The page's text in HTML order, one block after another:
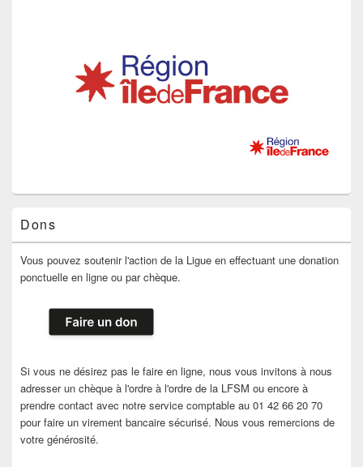
Dons
Vous pouvez soutenir l'action de la Ligue en effectuant une donation
ponctuelle en ligne ou par chèque.
Si vous ne désirez pas le faire en ligne, nous vous invitons à nous
adresser un chèque à l'ordre à l'ordre de la LFSM ou encore à
prendre contact avec notre service comptable au 01 42 66 20 70
pour faire un virement bancaire sécurisé. Nous vous remercions de
votre générosité.